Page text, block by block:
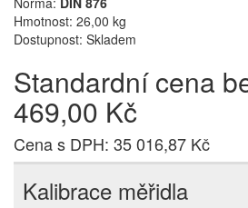
Hmotnost: 26,00 kg
Dostupnost: Skladem
Standardní cena
469,00 Kč
Cena s DPH: 35 016,87 Kč
Kalibrace měřidla